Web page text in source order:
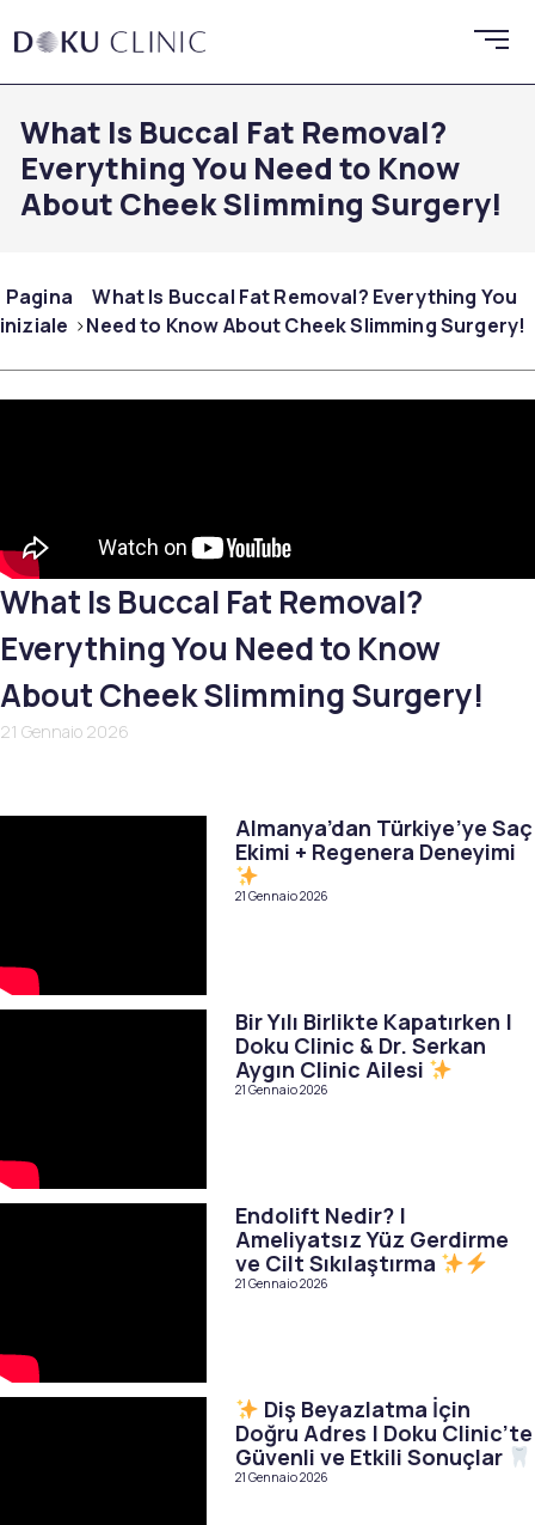
What Is Buccal Fat Removal?
Everything You Need to Know
About Cheek Slimming Surgery!
Pagina
iniziale
What Is Buccal Fat Removal? Everything You
Need to Know About Cheek Slimming Surgery!
What Is Buccal Fat Removal?
Everything You Need to Know
About Cheek Slimming Surgery!
21 Gennaio 2026
Almanya’dan Türkiye’ye Saç
Ekimi + Regenera Deneyimi
21 Gennaio 2026
Bir Yılı Birlikte Kapatırken |
Doku Clinic & Dr. Serkan
Aygın Clinic Ailesi
21 Gennaio 2026
Endolift Nedir? |
Ameliyatsız Yüz Gerdirme
ve Cilt Sıkılaştırma
21 Gennaio 2026
Diş Beyazlatma İçin
Doğru Adres | Doku Clinic’te
Güvenli ve Etkili Sonuçlar
21 Gennaio 2026